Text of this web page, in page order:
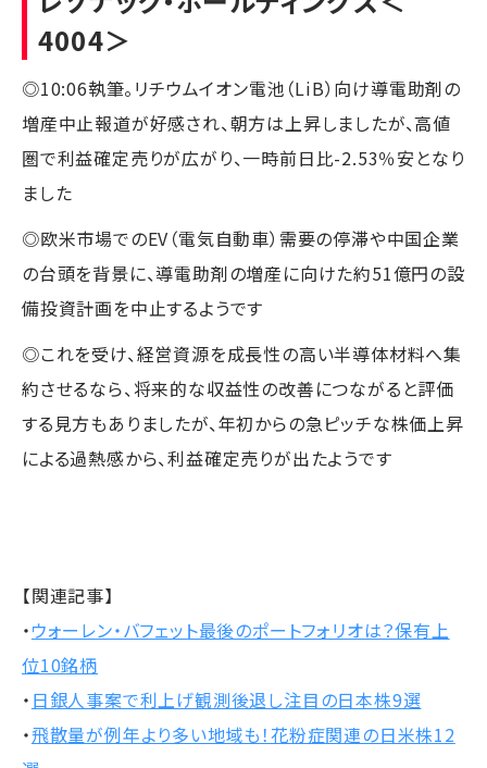
4004＞
◎10:06執筆。リチウムイオン電池（LiB）向け導電助剤の
増産中止報道が好感され、朝方は上昇しましたが、高値
圏で利益確定売りが広がり、一時前日比-2.53％安となり
ました
◎欧米市場でのEV（電気自動車）需要の停滞や中国企業
の台頭を背景に、導電助剤の増産に向けた約51億円の設
備投資計画を中止するようです
◎これを受け、経営資源を成長性の高い半導体材料へ集
約させるなら、将来的な収益性の改善につながると評価
する見方もありましたが、年初からの急ピッチな株価上昇
による過熱感から、利益確定売りが出たようです
【関連記事】
・ウォーレン・バフェット最後のポートフォリオは？保有上
位10銘柄
・ 日銀人事案で利上げ観測後退し注目の日本株9選
・飛散量が例年より多い地域も！花粉症関連の日米株12